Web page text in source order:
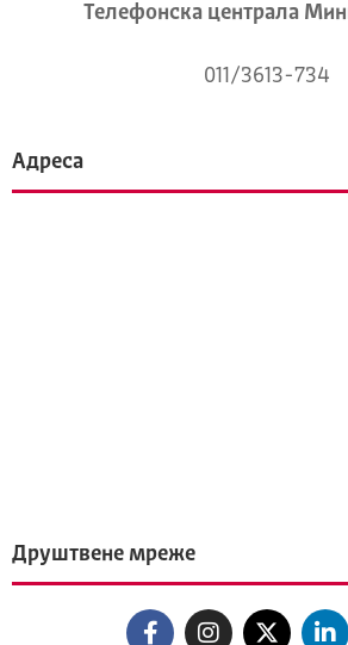
Телeфонска централа
011/3613-734
Адреса
Друштвене мреже